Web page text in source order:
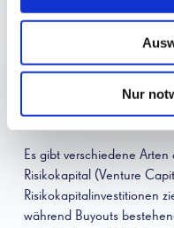
Nur
bei der Kapital von
gehandelte Unternehmen
Private-Equity-Fonds
ihre Leistung zu steigern
Gewinn zu verkaufen.
Es gibt verschiedene
Risikokapital (Venture
Risikokapitalinvestitionen
während Buyouts